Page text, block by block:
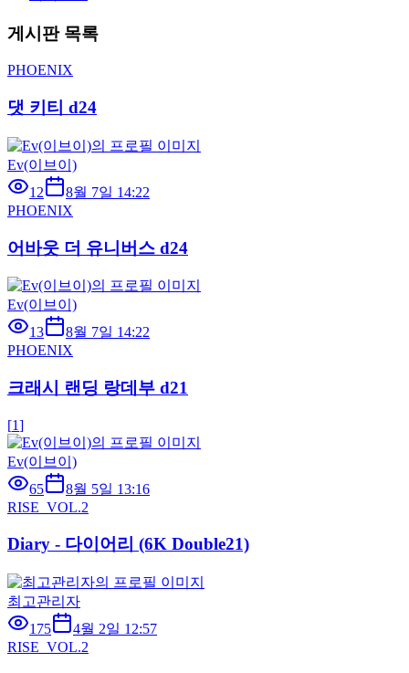
게시판 목록
PHOENIX
댓 키티 d24
Ev(이브이)
12
8월 7일 14:22
PHOENIX
어바웃 더 유니버스 d24
Ev(이브이)
13
8월 7일 14:22
PHOENIX
크래시 랜딩 랑데부 d21
[1]
Ev(이브이)
65
8월 5일 13:16
RISE_VOL.2
Diary - 다이어리 (6K Double21)
최고관리자
175
4월 2일 12:57
RISE_VOL.2